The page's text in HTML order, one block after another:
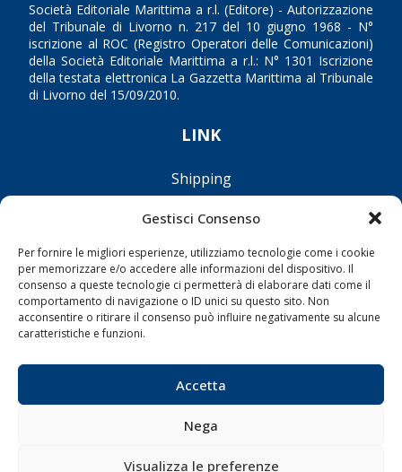
Gestisci Consenso
Per fornire le migliori esperienze, utilizziamo tecnologie come i cookie
per memorizzare e/o accedere alle informazioni del dispositivo. Il
consenso a queste tecnologie ci permetterà di elaborare dati come il
comportamento di navigazione o ID unici su questo sito. Non
acconsentire o ritirare il consenso può influire negativamente su alcune
caratteristiche e funzioni.
Accetta
Nega
Visualizza le preferenze
Società Editoriale Marittima a r.l. (Editore) - Autorizzazione
del Tribunale di Livorno n. 217 del 10 giugno 1968 - N°
iscrizione al ROC (Registro Operatori delle Comunicazioni)
della Società Editoriale Marittima a r.l.: N° 1301 Iscrizione
della testata elettronica La Gazzetta Marittima al Tribunale
di Livorno del 15/09/2010.
LINK
Shipping
Varie
Sostenibilità
Compagnie di Navigazione
Diporto
Chi siamo
Contatti